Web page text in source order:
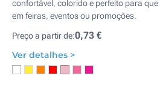
confortável, colorido e perfeito para
em feiras, eventos ou promoções.
Preço a partir de:0,73 €
Ver detalhes >